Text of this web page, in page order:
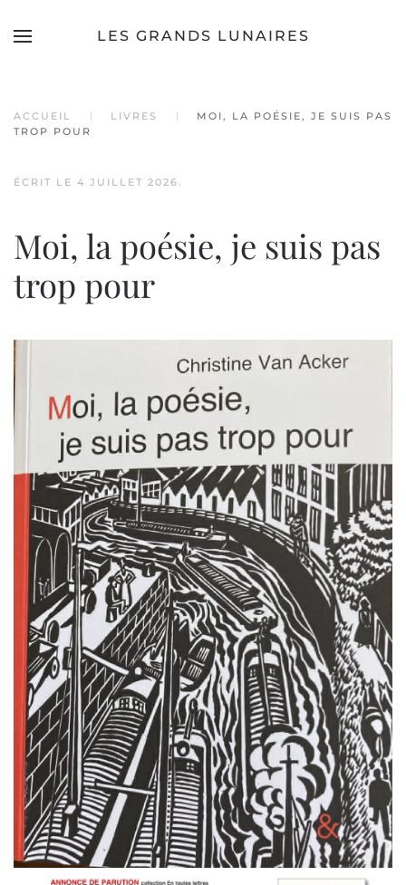
Accéder au contenu principal
LES GRANDS LUNAIRES
ACCUEIL LIVRES
MOI, LA POÉSIE, JE SUIS PAS
TROP POUR
ÉCRIT LE 4 JUILLET 2026.
Moi, la poésie, je suis pas
trop pour